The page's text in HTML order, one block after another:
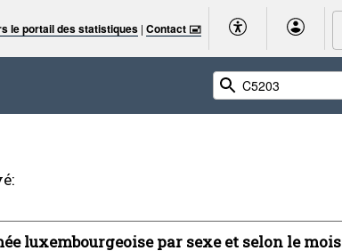
le portail des statistiques |Contact 🖃
luxembourgeoise par sexe et selon le mois